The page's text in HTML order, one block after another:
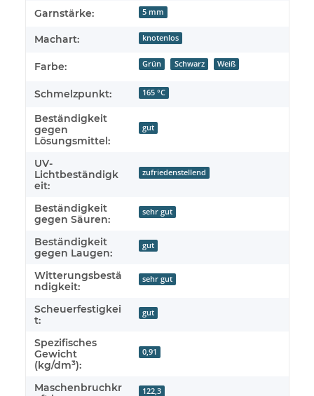
Garnstärke: 5 mm
Machart: knotenlos
Farbe: Grün Schwarz Weiß
Schmelzpunkt: 165 °C
Beständigkeit
gegen
Lösungsmittel:
gut
UV-
Lichtbeständigk
eit:
zufriedenstellend
Beständigkeit
gegen Säuren:
sehr gut
Beständigkeit
gegen Laugen:
gut
Witterungsbestä
ndigkeit:
sehr gut
Scheuerfestigkei
t:
gut
Spezifisches
Gewicht
(kg/dm³):
0,91
Maschenbruchkr
122,3